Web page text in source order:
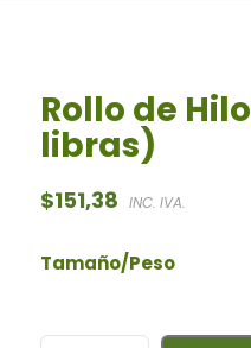
Rollo de
libras)
$151,38 INC. IVA.
Tamaño/Peso